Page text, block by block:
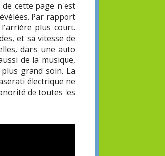
cette page n'est
Par rapport
plus court.
et sa vitesse de
dans une auto
de la musique,
grand soin. La
électrique ne
de toutes les